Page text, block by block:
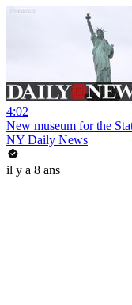
4:02
New museum for the
NY Daily News
il y a 8 ans